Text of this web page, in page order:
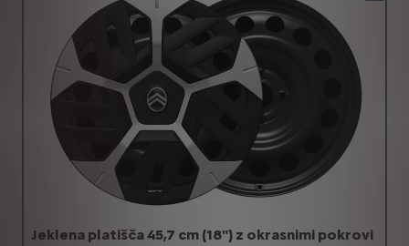
Jeklena platišča 45,7 cm (18") z okrasnimi pokrovi